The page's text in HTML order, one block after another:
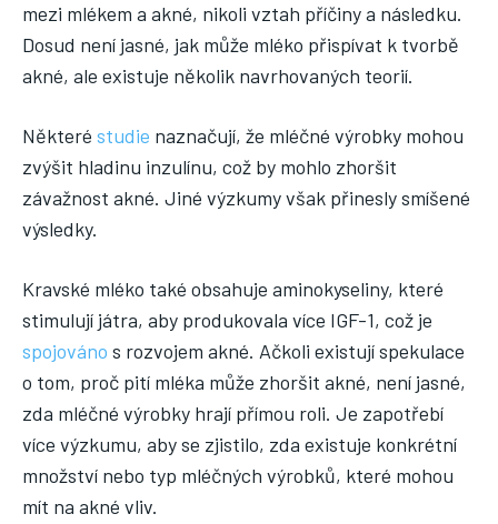
mezi mlékem a akné, nikoli vztah příčiny a následku.
Dosud není jasné, jak může mléko přispívat k tvorbě
akné, ale existuje několik navrhovaných teorií.
Některé studie naznačují, že mléčné výrobky mohou
zvýšit hladinu inzulínu, což by mohlo zhoršit
závažnost akné. Jiné výzkumy však přinesly smíšené
výsledky.
Kravské mléko také obsahuje aminokyseliny, které
stimulují játra, aby produkovala více IGF-1, což je
spojováno s rozvojem akné. Ačkoli existují spekulace
o tom, proč pití mléka může zhoršit akné, není jasné,
zda mléčné výrobky hrají přímou roli. Je zapotřebí
více výzkumu, aby se zjistilo, zda existuje konkrétní
množství nebo typ mléčných výrobků, které mohou
mít na akné vliv.